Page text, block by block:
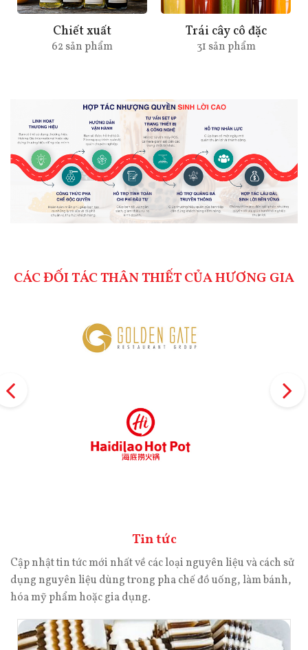
Trái cây cô đặc
31 sản phẩm
Gia vị
29 sản phẩm
CÁC ĐỐI TÁC THÂN THIẾT CỦA HƯƠNG GIA
Tin tức
Cập nhật tin tức mới nhất về các loại nguyên liệu và cách sử
dụng nguyên liệu dùng trong pha chế đồ uống, làm bánh,
hóa mỹ phẩm hoặc gia dụng.